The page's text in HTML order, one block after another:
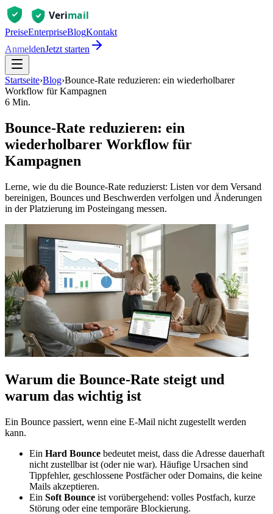
PreiseEnterpriseBlogKontakt
AnmeldenJetzt starten
Startseite›Blog›Bounce‑Rate reduzieren: ein wiederholbarer
Workflow für Kampagnen
6 Min.
Bounce‑Rate reduzieren: ein
wiederholbarer Workflow für
Kampagnen
Lerne, wie du die Bounce‑Rate reduzierst: Listen vor dem Versand
bereinigen, Bounces und Beschwerden verfolgen und Änderungen
in der Platzierung im Posteingang messen.
Warum die Bounce‑Rate steigt und
warum das wichtig ist
Ein Bounce passiert, wenn eine E‑Mail nicht zugestellt werden
kann.
Ein Hard Bounce bedeutet meist, dass die Adresse dauerhaft
nicht zustellbar ist (oder nie war). Häufige Ursachen sind
Tippfehler, geschlossene Postfächer oder Domains, die keine
Mails akzeptieren.
Ein Soft Bounce ist vorübergehend: volles Postfach, kurze
Störung oder eine temporäre Blockierung.